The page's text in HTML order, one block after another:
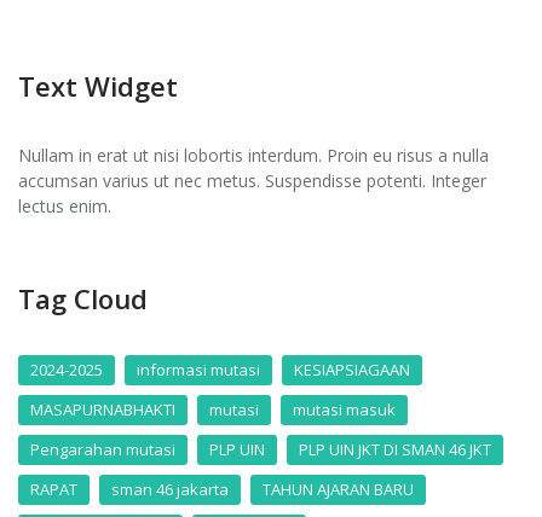
Text Widget
Nullam in erat ut nisi lobortis interdum. Proin eu risus a nulla
accumsan varius ut nec metus. Suspendisse potenti. Integer
lectus enim.
Tag Cloud
2024-2025 informasi mutasi
KESIAPSIAGAAN
MASAPURNABHAKTI
mutasi
mutasi masuk
Pengarahan mutasi
PLP UIN
PLP UIN JKT DI SMAN 46 JKT
RAPAT
sman 46 jakarta
TAHUN AJARAN BARU